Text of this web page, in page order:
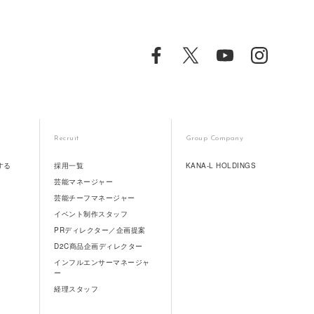
る
Recruit
採用一覧
芸能マネージャー
芸能チーフマネージャー
イベント制作スタッフ
PRディレクター／企画提案
D2C商品企画ディレクター
インフルエンサーマネージャ
ー
経理スタッフ
Group Company
KANA-L HOLDINGS